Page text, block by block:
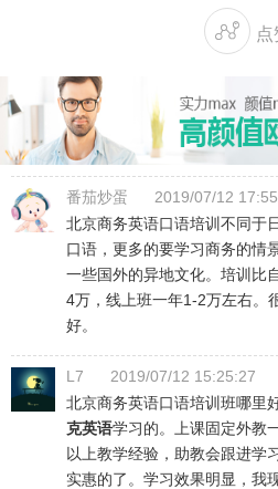
 点
番茄炒蛋
2019/07/12
北京商务英语口语培训不同于
口语，更多的要学习商务的情
一些国外的异地文化。培训比
4万，线上班一年1-2万左右。
好。
L7
2019/07/12 15:25:27
北京商务英语口语培训班哪里
克英语学习的。上课固定外教
以上教学经验，助教会跟进学
实惠的了。学习效果明显，我